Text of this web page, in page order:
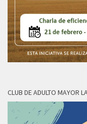
CLUB DE ADULTO MAYOR